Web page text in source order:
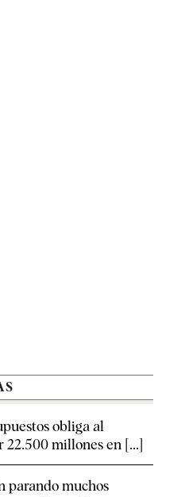
obliga al
22.500 millones en [...]
parando muchos